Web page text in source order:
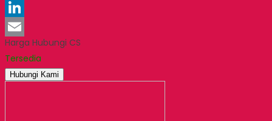
Pinterest
LinkedIn
Email
Harga Hubungi CS
Tersedia
Hubungi Kami